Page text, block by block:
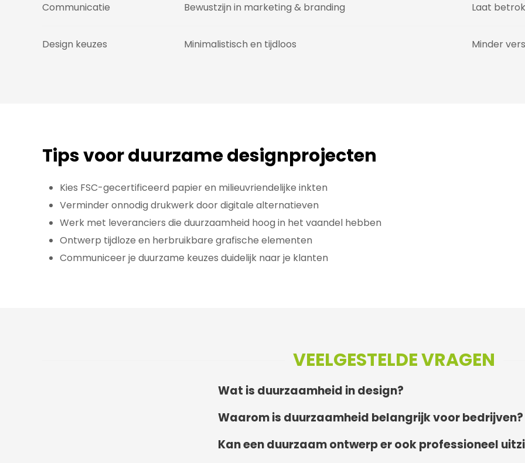
Communicatie Bewustzijn in marketing & branding Laat
Design keuzes Minimalistisch en tijdloos Minder
Tips voor duurzame designprojecten
Kies FSC-gecertificeerd papier en milieuvriendelijke inkten
Verminder onnodig drukwerk door digitale alternatieven
Werk met leveranciers die duurzaamheid hoog in het vaandel hebben
Ontwerp tijdloze en herbruikbare grafische elementen
Communiceer je duurzame keuzes duidelijk naar je klanten
VEELGESTELDE VRAGEN
Wat is duurzaamheid in design?
Waarom is duurzaamheid belangrijk voor bedrijven?
Kan een duurzaam ontwerp er ook professioneel